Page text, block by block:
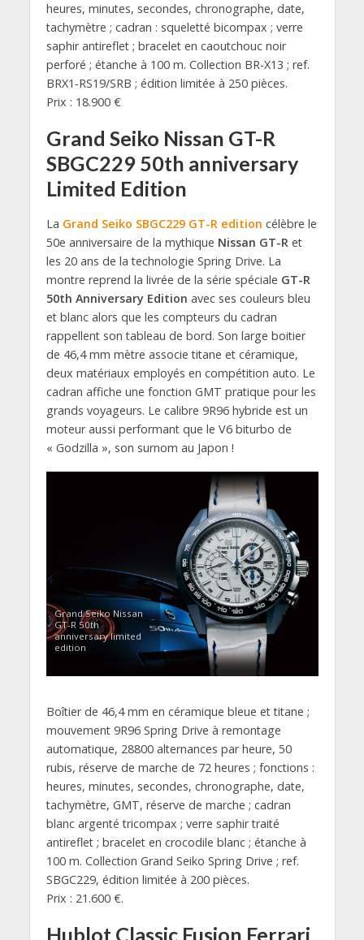
heures, minutes, secondes, chronographe, date,
tachymètre ; cadran : squeletté bicompax ; verre
saphir antireflet ; bracelet en caoutchouc noir
perforé ; étanche à 100 m. Collection BR-X13 ; ref.
BRX1-RS19/SRB ; édition limitée à 250 pièces.
Prix : 18.900 €
Grand Seiko Nissan GT-R
SBGC229 50th anniversary
Limited Edition
La Grand Seiko SBGC229 GT-R edition célèbre le
50e anniversaire de la mythique Nissan GT-Ret
les 20 ans de la technologie Spring Drive. La
montre reprend la livrée de la série spéciale GT-R
50th Anniversary Edition avec ses couleurs bleu
et blanc alors que les compteurs du cadran
rappellent son tableau de bord. Son large boitier
de 46,4 mm mètre associe titane et céramique,
deux matériaux employés en compétition auto. Le
cadran affiche une fonction GMT pratique pour les
grands voyageurs. Le calibre 9R96 hybride est un
moteur aussi performant que le V6 biturbo de
« Godzilla », son surnom au Japon !
Grand Seiko Nissan
GT-R 50th
anniversary limited
edition
Boîtier de 46,4 mm en céramique bleue et titane ;
mouvement 9R96 Spring Drive à remontage
automatique, 28800 alternances par heure, 50
rubis, réserve de marche de 72 heures ; fonctions :
heures, minutes, secondes, chronographe, date,
tachymètre, GMT, réserve de marche ; cadran
blanc argenté tricompax ; verre saphir traité
antireflet ; bracelet en crocodile blanc ; étanche à
100 m. Collection Grand Seiko Spring Drive ; ref.
SBGC229, édition limitée à 200 pièces.
Prix : 21.600 €.
Hublot Classic Fusion Ferrari